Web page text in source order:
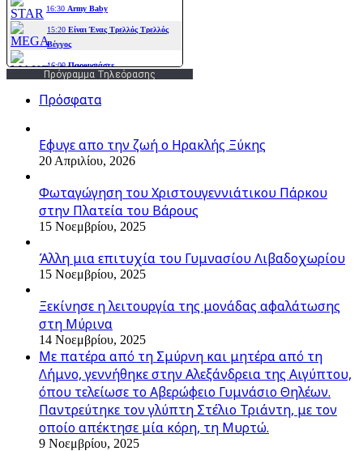
Πρόγραμμα Τηλεόρασης
Πρόσφατα
Εφυγε απο την ζωή o Ηρακλής Ξύκης
20 Απριλίου, 2026
Φωταγώγηση του Χριστουγεννιάτικου Πάρκου
στην Πλατεία του Βάρους
15 Νοεμβρίου, 2025
Άλλη μια επιτυχία του Γυμνασίου Λιβαδοχωρίου
15 Νοεμβρίου, 2025
Ξεκίνησε η λειτουργία της μονάδας αφαλάτωσης
στη Μύρινα
14 Νοεμβρίου, 2025
Με πατέρα από τη Σμύρνη και μητέρα από τη
Λήμνο, γεννήθηκε στην Αλεξάνδρεια της Αιγύπτου,
όπου τελείωσε το Αβερώφειο Γυμνάσιο Θηλέων.
Παντρεύτηκε τον γλύπτη Στέλιο Τριάντη, με τον
οποίο απέκτησε μία κόρη, τη Μυρτώ.
9 Νοεμβρίου, 2025